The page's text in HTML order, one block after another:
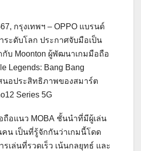
กรุงเทพฯ – OPPO แบรนด์
ะดับโลก ประกาศจับมือเป็น
บ Moonton ผู้พัฒนาเกมมือถือ
Legends: Bang Bang
สนอประสิทธิภาพของสมาร์ต
Series 5G
ถือแนว MOBA ชั้นนำที่มีผู้เล่น
น เป็นที่รู้จักกันว่าเกมนี้โดด
รเล่นที่รวดเร็ว เน้นกลยุทธ์ และ